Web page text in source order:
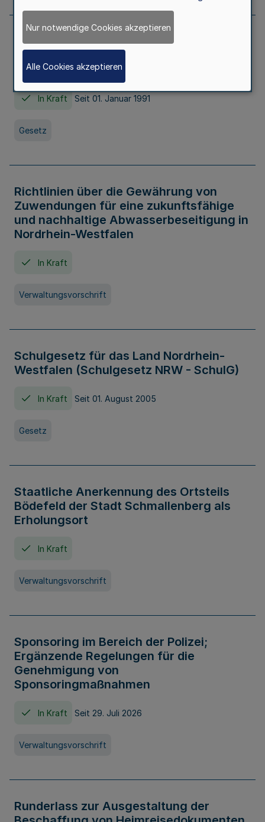
Erstes Gesetz zur Ausführung des
Kinder- und Jugendhilfegesetzes - AG -
KJHG -
In Kraft Seit 01. Januar 1991
Gesetz
Richtlinien über die Gewährung von
Zuwendungen für eine zukunftsfähige
und nachhaltige Abwasserbeseitigung in
Nordrhein-Westfalen
In Kraft
Verwaltungsvorschrift
Schulgesetz für das Land Nordrhein-
Westfalen (Schulgesetz NRW - SchulG)
In Kraft Seit 01. August 2005
Gesetz
Staatliche Anerkennung des Ortsteils
Bödefeld der Stadt Schmallenberg als
Erholungsort
In Kraft
Verwaltungsvorschrift
Sponsoring im Bereich der Polizei;
Ergänzende Regelungen für die
Genehmigung von
Sponsoringmaßnahmen
In Kraft Seit 29. Juli 2026
Verwaltungsvorschrift
Runderlass zur Ausgestaltung der
Nur notwendige Cookies akzeptieren
Alle Cookies akzeptieren